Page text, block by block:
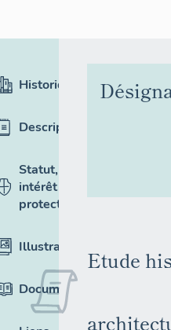
Historique
Description
Statut,
intérêt et
protection
Illustrations
Documentation
Etude